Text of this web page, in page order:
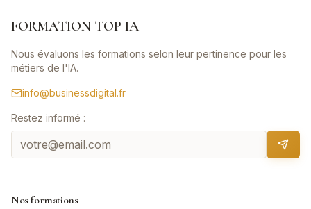
FORMATION TOP IA
Nous évaluons les formations selon leur pertinence pour les
métiers de l'IA.
info@businessdigital.fr
Restez informé :
Nos formations